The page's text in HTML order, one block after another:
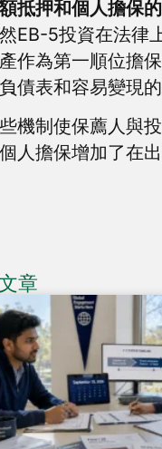
抵押和個人擔保
EB-5投資在法律
作為第一順位擔
債表和容易變現
機制使保薦人與
人擔保增加了在
章